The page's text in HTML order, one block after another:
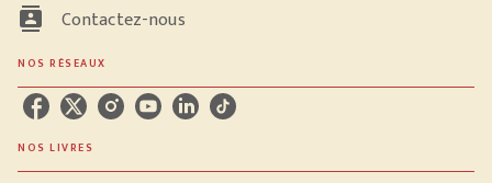
contacts Contactez-nous
NOS RÉSEAUX
NOS LIVRES